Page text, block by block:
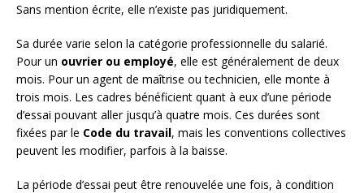
Sans mention écrite, elle n’existe pas juridiquement.
Sa durée varie selon la catégorie professionnelle du salarié.
Pour un ouvrier ou employé, elle est généralement de deux
mois. Pour un agent de maîtrise ou technicien, elle monte à
trois mois. Les cadres bénéficient quant à eux d’une période
d’essai pouvant aller jusqu’à quatre mois. Ces durées sont
fixées par le Code du travail, mais les conventions collectives
peuvent les modifier, parfois à la baisse.
La période d’essai peut être renouvelée une fois, à condition